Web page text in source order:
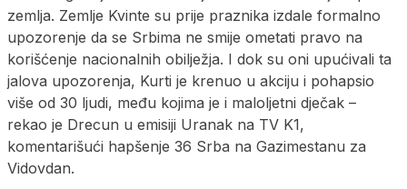
zemlja. Zemlje Kvinte su prije praznika izdale formalno
upozorenje da se Srbima ne smije ometati pravo na
korišćenje nacionalnih obilježja. I dok su oni upućivali ta
jalova upozorenja, Kurti je krenuo u akciju i pohapsio
više od 30 ljudi, među kojima je i maloljetni dječak –
rekao je Drecun u emisiji Uranak na TV K1,
komentarišući hapšenje 36 Srba na Gazimestanu za
Vidovdan.